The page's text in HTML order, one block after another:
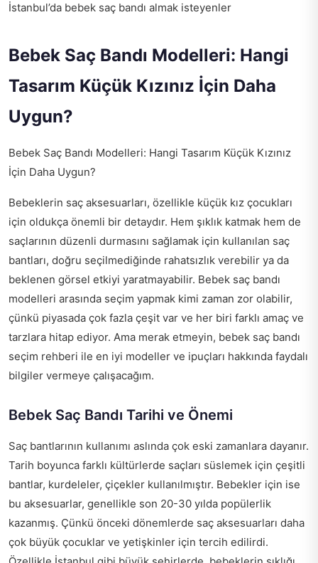
İstanbul’da bebek saç bandı almak isteyenler
Bebek Saç Bandı Modelleri: Hangi
Tasarım Küçük Kızınız İçin Daha
Uygun?
Bebek Saç Bandı Modelleri: Hangi Tasarım Küçük Kızınız
İçin Daha Uygun?
Bebeklerin saç aksesuarları, özellikle küçük kız çocukları
için oldukça önemli bir detaydır. Hem şıklık katmak hem de
saçlarının düzenli durmasını sağlamak için kullanılan saç
bantları, doğru seçilmediğinde rahatsızlık verebilir ya da
beklenen görsel etkiyi yaratmayabilir. Bebek saç bandı
modelleri arasında seçim yapmak kimi zaman zor olabilir,
çünkü piyasada çok fazla çeşit var ve her biri farklı amaç ve
tarzlara hitap ediyor. Ama merak etmeyin, bebek saç bandı
seçim rehberi ile en iyi modeller ve ipuçları hakkında faydalı
bilgiler vermeye çalışacağım.
Bebek Saç Bandı Tarihi ve Önemi
Saç bantlarının kullanımı aslında çok eski zamanlara dayanır.
Tarih boyunca farklı kültürlerde saçları süslemek için çeşitli
bantlar, kurdeleler, çiçekler kullanılmıştır. Bebekler için ise
bu aksesuarlar, genellikle son 20-30 yılda popülerlik
kazanmış. Çünkü önceki dönemlerde saç aksesuarları daha
çok büyük çocuklar ve yetişkinler için tercih edilirdi.